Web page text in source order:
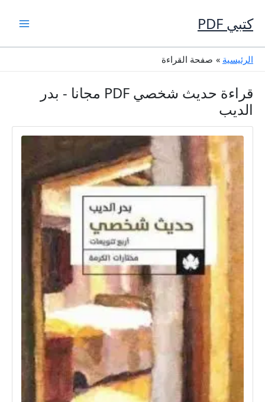
إلى
المحتوى
كتبي PDF
الرئيسية صفحة القراءة
قراءة حديث شخصي PDF مجانا - بدر
الديب